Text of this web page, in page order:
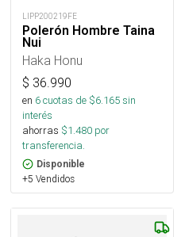
LIPP200219FE
Polerón Hombre Taina
Nui
Haka Honu
$ 36.990
en 6cuotas de $6.165sin
interés
ahorras $1.480 por
transferencia.
Disponible
+5 Vendidos